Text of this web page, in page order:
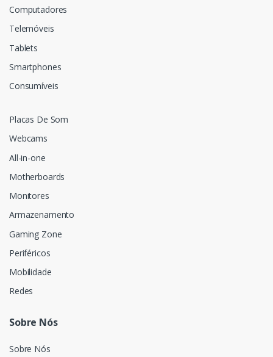
Computadores
Telemóveis
Tablets
Smartphones
Consumíveis
Placas De Som
Webcams
All-in-one
Motherboards
Monitores
Armazenamento
Gaming Zone
Periféricos
Mobilidade
Redes
Sobre Nós
Sobre Nós